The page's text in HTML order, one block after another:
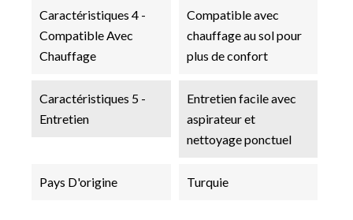
Caractéristiques 4 -
Compatible Avec
Chauffage
Compatible avec
chauffage au sol pour
plus de confort
Caractéristiques 5 -
Entretien
Entretien facile avec
aspirateur et
nettoyage ponctuel
Pays D'origine Turquie